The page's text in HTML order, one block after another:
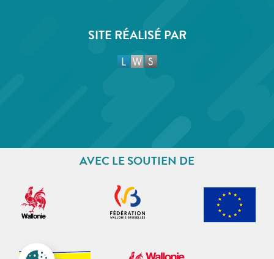
SITE RÉALISÉ PAR
AVEC LE SOUTIEN DE